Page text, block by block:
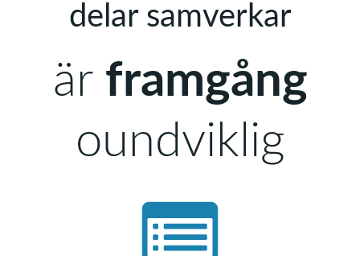
delar samverkar
är framgång
oundviklig